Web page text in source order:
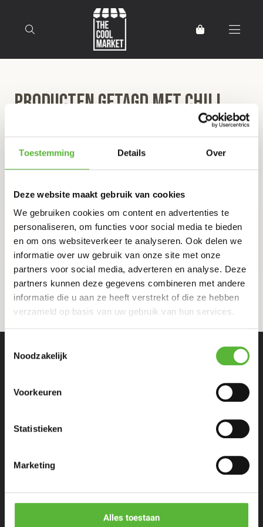
Toestemming Details Over
Deze website maakt gebruik van cookies
We gebruiken cookies om content en advertenties te
personaliseren, om functies voor social media te bieden
en om ons websiteverkeer te analyseren. Ook delen we
informatie over uw gebruik van onze site met onze
partners voor social media, adverteren en analyse. Deze
partners kunnen deze gegevens combineren met andere
informatie die u aan ze heeft verstrekt of die ze hebben
verzameld op basis van uw gebruik van hun services.
Noodzakelijk
Voorkeuren
Statistieken
Marketing
Alles toestaan
Producten getagd met Chili
Filter Sorteer
Restaurant de Treeswijkhoeve **
CHILI CON CARNE (2P)
€19,95
16,75
Eenpersoons maaltijden
Stel zelf samen
Porties voor meer personen